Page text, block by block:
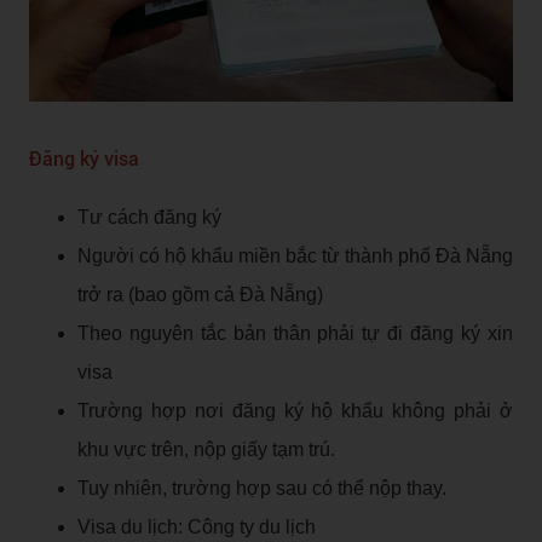
Đăng ký visa
Tư cách đăng ký
Người có hộ khẩu miền bắc từ thành phố Đà Nẵng
trở ra (bao gồm cả Đà Nẵng)
Theo nguyên tắc bản thân phải tự đi đăng ký xin
visa
Trường hợp nơi đăng ký hộ khẩu không phải ở
khu vực trên, nộp giấy tạm trú.
Tuy nhiên, trường hợp sau có thể nộp thay.
Visa du lịch: Công ty du lịch